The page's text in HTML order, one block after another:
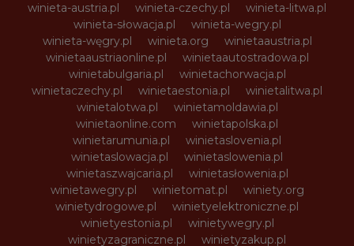
winieta-austria.pl
winieta-czechy.pl
winieta-litwa.pl
winieta-słowacja.pl
winieta-wegry.pl
winieta-węgry.pl
winieta.org
winietaaustria.pl
winietaaustriaonline.pl
winietaautostradowa.pl
winietabulgaria.pl
winietachorwacja.pl
winietaczechy.pl
winietaestonia.pl
winietalitwa.pl
winietalotwa.pl
winietamoldawia.pl
winietaonline.com
winietapolska.pl
winietarumunia.pl
winietaslovenia.pl
winietaslowacja.pl
winietaslowenia.pl
winietaszwajcaria.pl
winietasłowenia.pl
winietawegry.pl
winietomat.pl
winiety.org
winietydrogowe.pl
winietyelektroniczne.pl
winietyestonia.pl
winietywegry.pl
winietyzagraniczne.pl
winietyzakup.pl